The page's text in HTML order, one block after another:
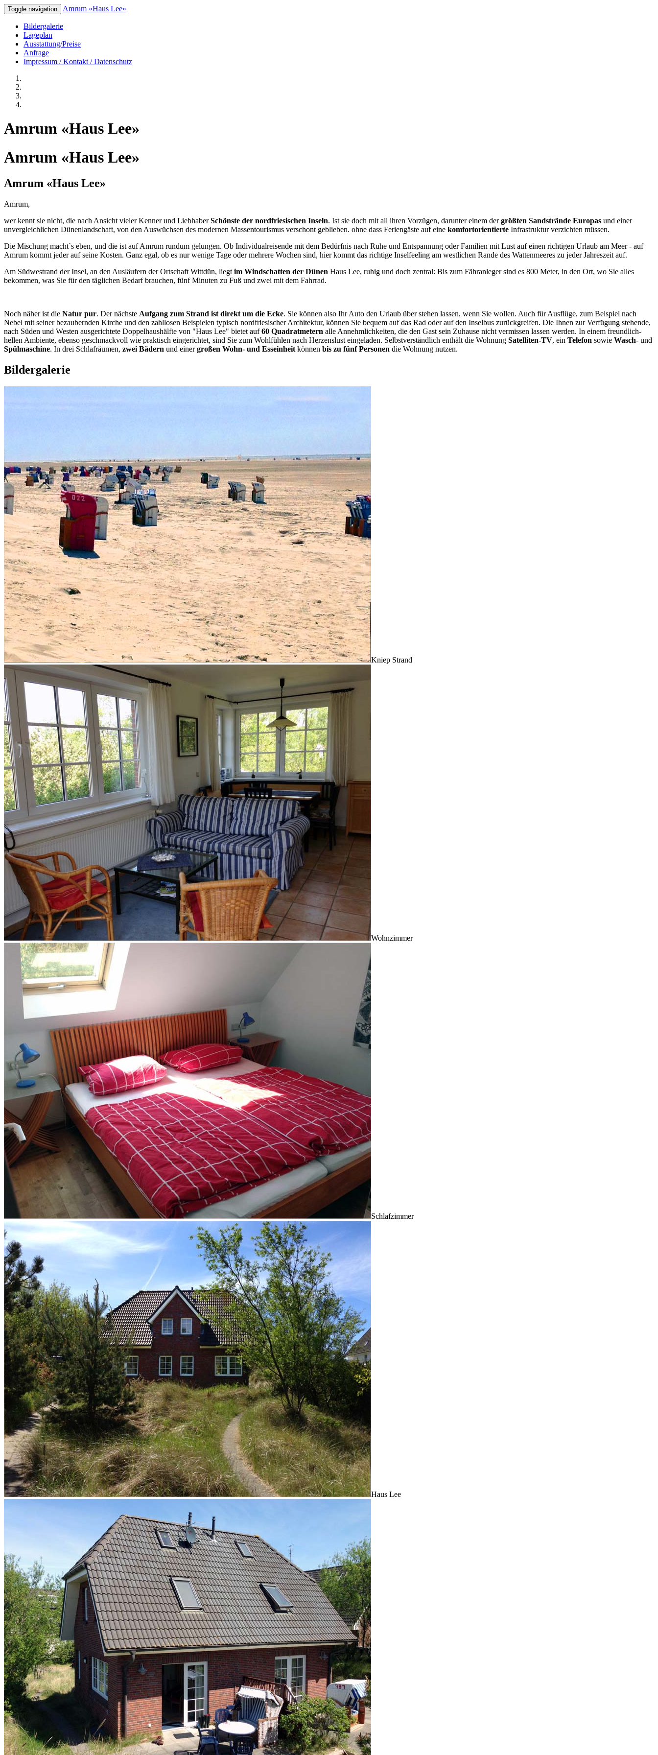
Toggle navigation Amrum «Haus Lee»
Bildergalerie
Lageplan
Ausstattung/Preise
Anfrage
Impressum / Kontakt / Datenschutz
Amrum «Haus Lee»
Amrum «Haus Lee»
Amrum «Haus Lee»
Amrum,
wer kennt sie nicht, die nach Ansicht vieler Kenner und LiebhaberSchönste der nordfriesischen Inseln. Ist sie doch mit all ihren Vorzügen, darunter einem dergrößten Sandstrände Europas und einer
unvergleichlichen Dünenlandschaft, von den Auswüchsen des modernen Massentourismus verschont geblieben. ohne dass Feriengäste auf eine komfortorientierte Infrastruktur verzichten müssen.
Die Mischung macht`s eben, und die ist auf Amrum rundum gelungen. Ob Individualreisende mit dem Bedürfnis nach Ruhe und Entspannung oder Familien mit Lust auf einen richtigen Urlaub am Meer - auf
Amrum kommt jeder auf seine Kosten. Ganz egal, ob es nur wenige Tage oder mehrere Wochen sind, hier kommt das richtige Inselfeeling am westlichen Rande des Wattenmeeres zu jeder Jahreszeit auf.
Am Südwestrand der Insel, an den Ausläufern der Ortschaft Wittdün, liegt im Windschatten der Dünen Haus Lee, ruhig und doch zentral: Bis zum Fähranleger sind es 800 Meter, in den Ort, wo Sie alles
bekommen, was Sie für den täglichen Bedarf brauchen, fünf Minuten zu Fuß und zwei mit dem Fahrrad.
Noch näher ist die Natur pur. Der nächste Aufgang zum Strand ist direkt um die Ecke. Sie können also Ihr Auto den Urlaub über stehen lassen, wenn Sie wollen. Auch für Ausflüge, zum Beispiel nach
Nebel mit seiner bezaubernden Kirche und den zahllosen Beispielen typisch nordfriesischer Architektur, können Sie bequem auf das Rad oder auf den Inselbus zurückgreifen. Die Ihnen zur Verfügung stehende,
nach Süden und Westen ausgerichtete Doppelhaushälfte von "Haus Lee" bietet auf60 Quadratmetern alle Annehmlichkeiten, die den Gast sein Zuhause nicht vermissen lassen werden. In einem freundlich-
hellen Ambiente, ebenso geschmackvoll wie praktisch eingerichtet, sind Sie zum Wohlfühlen nach Herzenslust eingeladen. Selbstverständlich enthält die Wohnung Satelliten-TV, ein Telefon sowie Wasch- und
Spülmaschine. In drei Schlafräumen, zwei Bädern und einergroßen Wohn- und Esseinheit können bis zu fünf Personen die Wohnung nutzen.
Bildergalerie
Kniep Strand
Wohnzimmer
Schlafzimmer
Haus Lee